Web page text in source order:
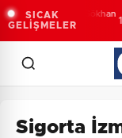
SICAK
GELİŞMELER
Yolu'na Gökhan
final
Sigorta